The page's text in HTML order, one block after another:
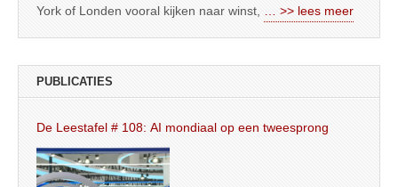
York of Londen vooral kijken naar winst,
… >> lees meer
PUBLICATIES
De Leestafel # 108: AI mondiaal op een tweesprong